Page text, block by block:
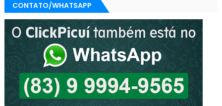
CONTATO/WHATSAPP